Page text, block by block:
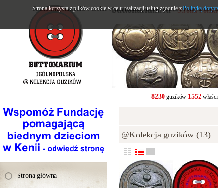
Strona główna
buttonarium.eu- Strona
8230guzików 1552
@Kolekcja guzików (13)
Strona korzysta z plików cookie w celu realizacji usług zgodnie zPolityką